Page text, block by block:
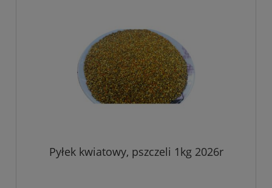
Pyłek kwiatowy, pszczeli 1kg 2026r